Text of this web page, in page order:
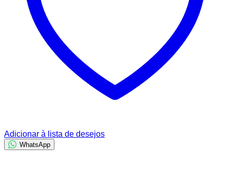
Adicionar à lista de desejos
WhatsApp